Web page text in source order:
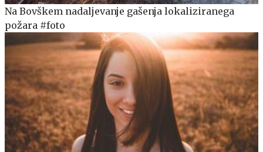
Na Bovškem nadaljevanje gašenja lokaliziranega
požara #foto